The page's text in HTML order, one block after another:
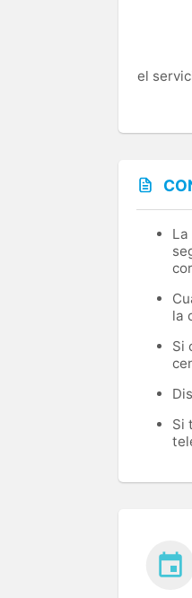
el
la
Si
Si